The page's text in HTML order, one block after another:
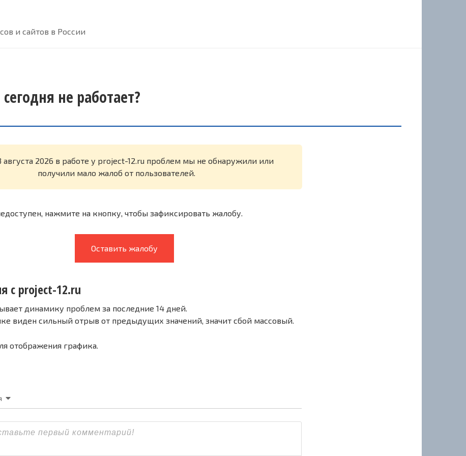
и сайтов в России
не работает?
августа 2026 в работе у project-12.ru проблем мы не обнаружили или
получили мало жалоб от пользователей.
нажмите на кнопку, чтобы зафиксировать жалобу.
Оставить жалобу
с project-12.ru
динамику проблем за последние 14 дней.
виден сильный отрыв от предыдущих значений, значит сбой массовый.
отображения графика.